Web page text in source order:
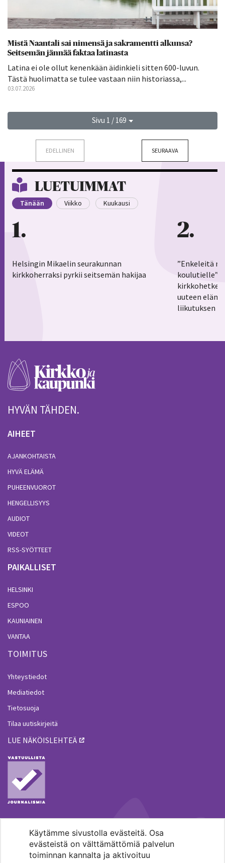
Käytämme sivustolla evästeitä. Osa
evästeistä on välttämättömiä palvelun
toiminnan kannalta ja aktivoituu
Mistä Naantali sai nimensä ja sakramentti alkunsa?
Seitsemän jännää faktaa latinasta
Latina ei ole ollut kenenkään äidinkieli sitten 600-luvun.
Tästä huolimatta se tulee vastaan niin historiassa,...
03.07.2026
Sivu 1 / 169
EDELLINEN SEURAAVA
LUETUIMMAT
Tänään Viikko Kuukausi
1
Helsingin Mikaelin seurakunnan
kirkkoherraksi pyrkii seitsemän hakijaa
2
”Enkeleitä
koulutielle”–
uuteen
liikutuksen
HYVÄN TÄHDEN.
AIHEET
AJANKOHTAISTA
HYVÄ ELÄMÄ
PUHEENVUOROT
HENGELLISYYS
AUDIOT
VIDEOT
RSS-SYÖTTEET
PAIKALLISET
HELSINKI
ESPOO
KAUNIAINEN
VANTAA
TOIMITUS
Yhteystiedot
Mediatiedot
Tietosuoja
Tilaa uutiskirjeitä
LUE NÄKÖISLEHTEÄ
MENOHAKU